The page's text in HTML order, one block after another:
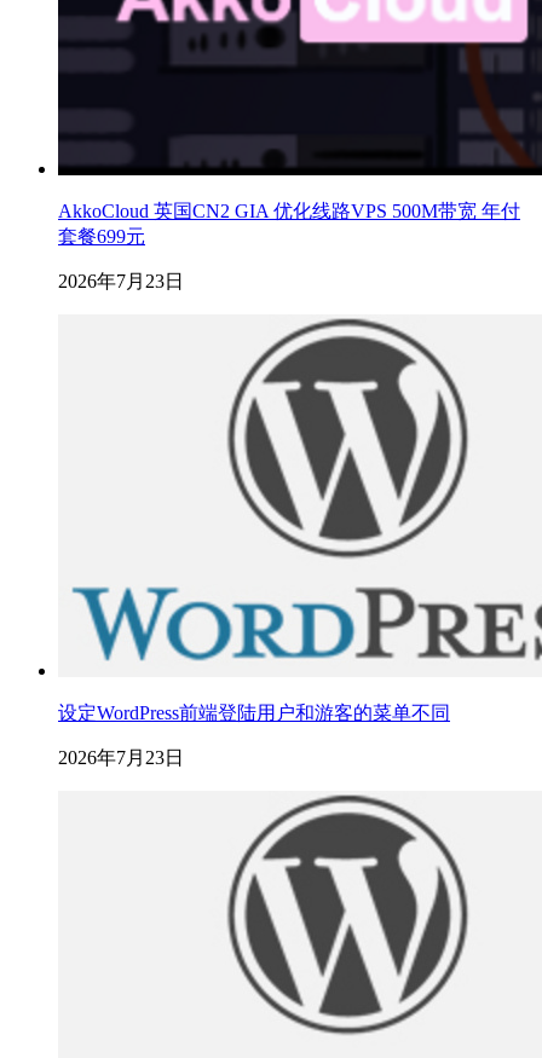
AkkoCloud 英国CN2 GIA 优化线路VPS 500M带宽 年付
套餐699元
2026年7月23日
设定WordPress前端登陆用户和游客的菜单不同
2026年7月23日